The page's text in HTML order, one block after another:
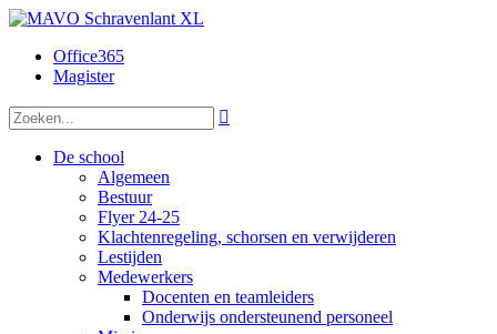
Office365
Magister

De school
Algemeen
Bestuur
Flyer 24-25
Klachtenregeling, schorsen en verwijderen
Lestijden
Medewerkers
Docenten en teamleiders
Onderwijs ondersteunend personeel